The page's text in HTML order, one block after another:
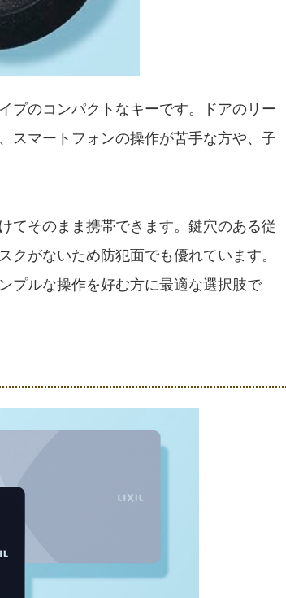
プのコンパクトなキーです。ドアのリー
スマートフォンの操作が苦手な方や、子
てそのまま携帯できます。鍵穴のある従
がないため防犯面でも優れています。
プルな操作を好む方に最適な選択肢で